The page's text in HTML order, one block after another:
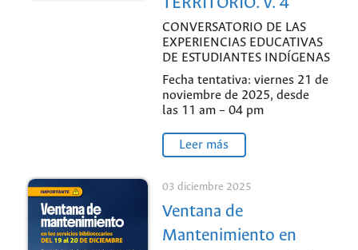
CONVERSATORIO DE LAS
EXPERIENCIAS EDUCATIVAS
DE ESTUDIANTES INDÍGENAS
Fecha tentativa: viernes 21 de
noviembre de 2025, desde
las 11 am – 04 pm
Leer más
03 diciembre 2025
Ventana de
Mantenimiento en